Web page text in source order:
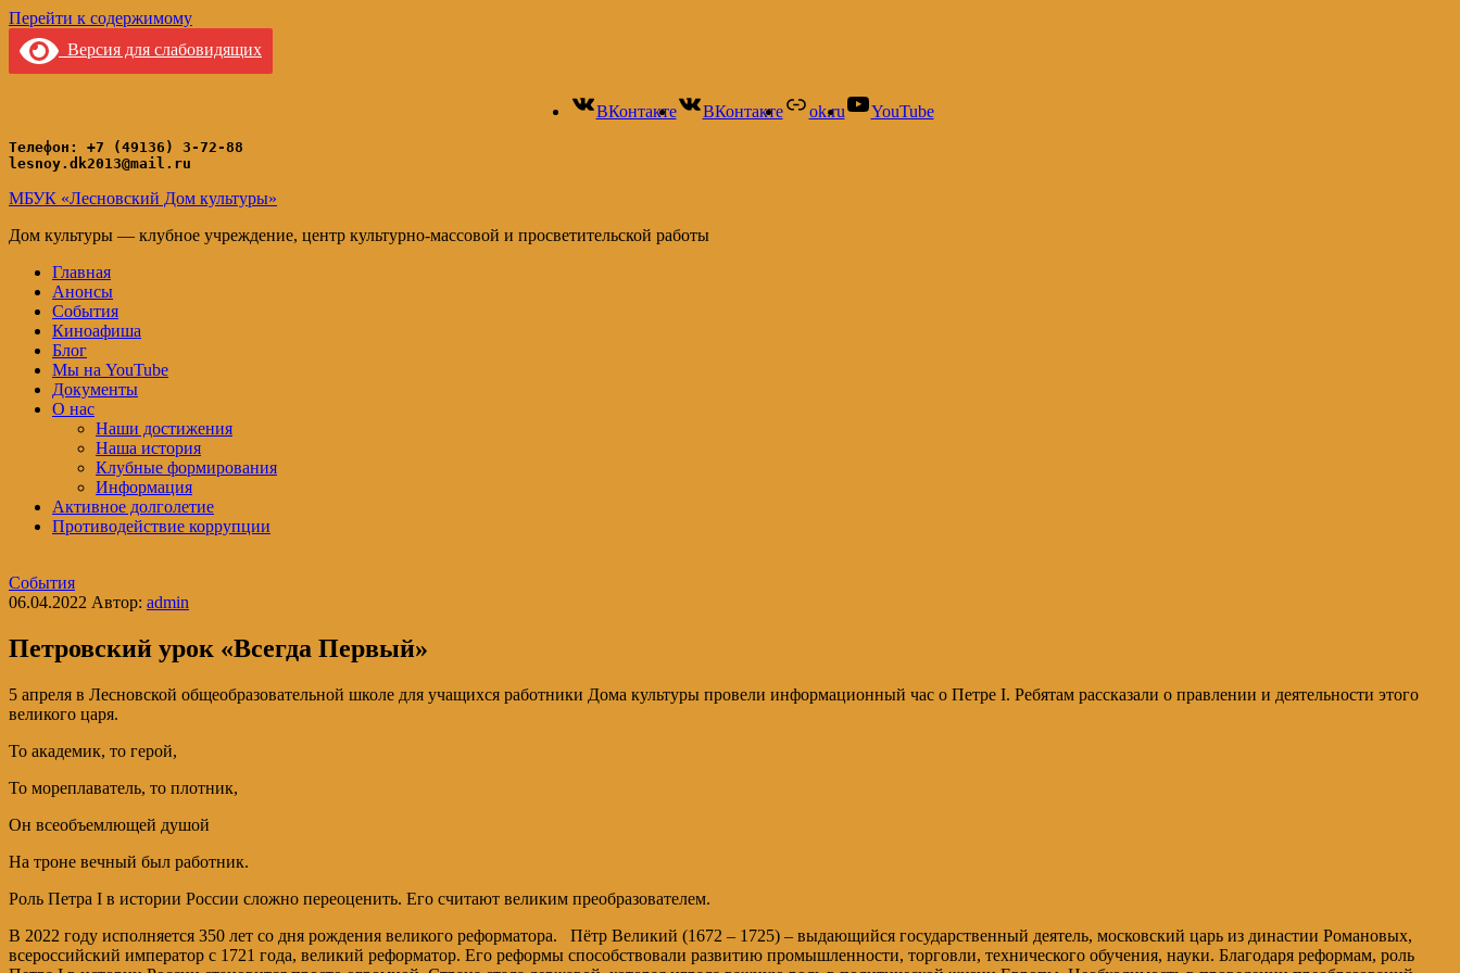
Перейти к содержимому
Версия для слабовидящих
ВКонтакте ВКонтакте ok.ru YouTube
Телефон: +7 (49136) 3-72-88
lesnoy.dk2013@mail.ru
МБУК «Лесновский Дом культуры»
Дом культуры — клубное учреждение, центр культурно-массовой и просветительской работы
Главная
Анонсы
События
Киноафиша
Блог
Мы на YouTube
Документы
О нас
Наши достижения
Наша история
Клубные формирования
Информация
Активное долголетие
Противодействие коррупции
События
06.04.2022 Автор: admin
Петровский урок «Всегда Первый»
5 апреля в Лесновской общеобразовательной школе для учащихся работники Дома культуры провели информационный час о Петре I. Ребятам рассказали о правлении и деятельности этого
великого царя.
То академик, то герой,
То мореплаватель, то плотник,
Он всеобъемлющей душой
На троне вечный был работник.
Роль Петра I в истории России сложно переоценить. Его считают великим преобразователем.
В 2022 году исполняется 350 лет со дня рождения великого реформатора. Пётр Великий (1672 – 1725) – выдающийся государственный деятель, московский царь из династии Романовых,
всероссийский император с 1721 года, великий реформатор. Его реформы способствовали развитию промышленности, торговли, технического обучения, науки. Благодаря реформам, роль